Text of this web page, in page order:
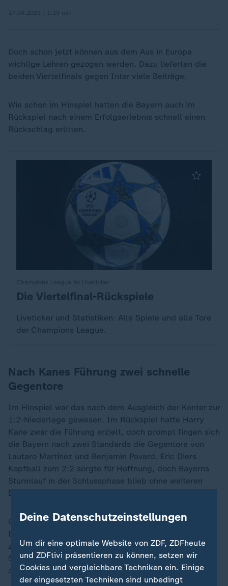
Doch schon jetzt können aus dem Aus in Europa
wichtige Lehren gezogen werden. Dazu lieferten die
beiden Viertelfinals gegen Inter viele Beiträge.
Wie schon im Hinspiel hatten die Bayern auch im
Rückspiel nach einem Erfolgserlebnis schnell einen
Rückschlag erlitten.
:Die Viertelfinal-Rückspiele
Liveticker und Statistiken: Alle Spiele und alle Tore
der Champions League.
Nach Kanes Führung zwei schnelle
Gegentore
Im Hinspiel war das nach dem Ausgleich der Konter zur
1:2-Niederlage gewesen. Im Rückspiel hatte Harry
Kane zwar die Führung erzielt, doch prompt fingen sich
die Bayern nach zwei Standards die Gegentore von
Lautaro Martínez und Benjamin Pavard. Eric Diers
Kopfball zum 2:2 sorgte für Hoffnung, doch Bayerns
Sturmlauf in der Schlussphase blieb ohne weiteren
Ertrag.
Cleverer müsse man sich künftig verhalten, befand
Eberl. Man müsse lernen, "dass wir diese Balance
zwischen Offensive und Defensive über die ganze
Saison in der Champion League an der ein oder
anderen Stelle etwas schlauer machen".
Deine Datenschutzeinstellungen
Um dir eine optimale Website von ZDF, ZDFheute
und ZDFtivi präsentieren zu können, setzen wir
Cookies und vergleichbare Techniken ein. Einige
der eingesetzten Techniken sind unbedingt